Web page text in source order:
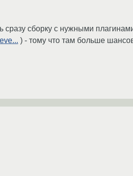
сразу сборку с нужными
) - тому что там больше